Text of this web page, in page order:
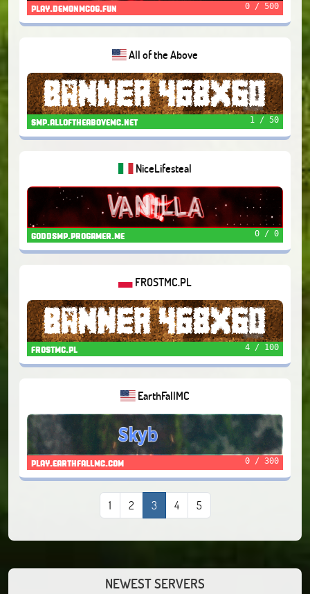
play.demonmcog.fun 0 / 500
All of the Above
smp.alloftheabovemc.net 1 / 50
NiceLifesteal
goddsmp.progamer.me 0 / 0
FROSTMC.PL
frostmc.pl 4 / 100
EarthFallMC
play.earthfallmc.com 0 / 300
1 2 3 4 5
NEWEST SERVERS